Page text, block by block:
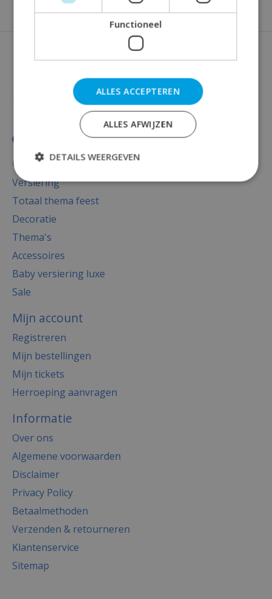
Categorieën
Versiering
Totaal thema feest
Decoratie
Thema's
Accessoires
Baby versiering luxe
Sale
Mijn account
Registreren
Mijn bestellingen
Mijn tickets
Herroeping aanvragen
Informatie
Over ons
Algemene voorwaarden
Disclaimer
Privacy Policy
Betaalmethoden
Verzenden & retourneren
Klantenservice
Sitemap
Functioneel
ALLES ACCEPTEREN
ALLES AFWIJZEN
DETAILS WEERGEVEN